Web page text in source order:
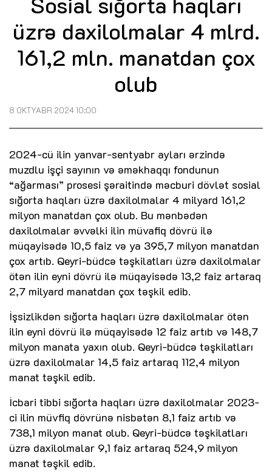
üzrə daxilolmalar 4 mlrd.
161,2 mln. manatdan çox
olub
8 OKTYABR 2024 10:00
2024-cü ilin yanvar-sentyabr ayları ərzində
muzdlu işçi sayının və əməkhaqqı fondunun
“ağarması” prosesi şəraitində məcburi dövlət sosial
sığorta haqları üzrə daxilolmalar 4 milyard 161,2
milyon manatdan çox olub. Bu mənbədən
daxilolmalar əvvəlki ilin müvafiq dövrü ilə
müqayisədə 10,5 faiz və ya 395,7 milyon manatdan
çox artıb. Qeyri-büdcə təşkilatları üzrə daxilolmalar
ötən ilin eyni dövrü ilə müqayisədə 13,2 faiz artaraq
2,7 milyard manatdan çox təşkil edib.
İşsizlikdən sığorta haqları üzrə daxilolmalar ötən
ilin eyni dövrü ilə müqayisədə 12 faiz artıb və 148,7
milyon manata yaxın olub. Qeyri-büdcə təşkilatları
üzrə daxilolmalar 14,5 faiz artaraq 112,4 milyon
manat təşkil edib.
İcbari tibbi sığorta haqları üzrə daxilolmalar 2023-
ci ilin müvfiq dövrünə nisbətən 8,1 faiz artıb və
738,1 milyon manat olub. Qeyri-büdcə təşkilatları
üzrə daxilolmalar 9,1 faiz artaraq 524,9 milyon
manat təşkil edib.